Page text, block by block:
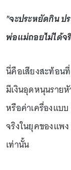
"จะประหยัดกิน ป
พ่อแม่ถอยไม่ได้จ
นี่คือเสียงสะท้อน
มีเงินอุดหนุนราย
หรือค่าเครื่องแบ
จริงในยุคของแพ
เท่านั้น